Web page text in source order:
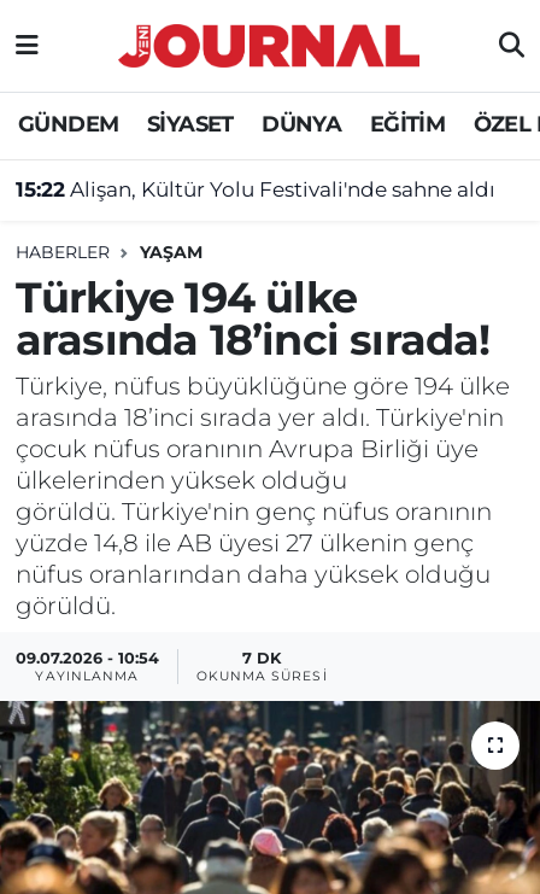
GÜNDEM SİYASET DÜNYA EĞİTİM ÖZEL
15:22 Alişan, Kültür Yolu Festivali'nde sahne aldı
HABERLER YAŞAM
Türkiye 194 ülke
arasında 18’inci sırada!
Türkiye, nüfus büyüklüğüne göre 194 ülke
arasında 18’inci sırada yer aldı. Türkiye'nin
çocuk nüfus oranının Avrupa Birliği üye
ülkelerinden yüksek olduğu
görüldü. Türkiye'nin genç nüfus oranının
yüzde 14,8 ile AB üyesi 27 ülkenin genç
nüfus oranlarından daha yüksek olduğu
görüldü.
09.07.2026 - 10:54
YAYINLANMA
7 DK
OKUNMA SÜRESI
GÜNDEM
SİYASET
DÜNYA
EĞİTİM
ÖZEL HABER
Nöbetçi Eczaneler
Hava Durumu
Süper Lig Puan Durumu ve Fikstür
Tüm Manşetler
Son Dakika Haberleri
Haber Arşivi